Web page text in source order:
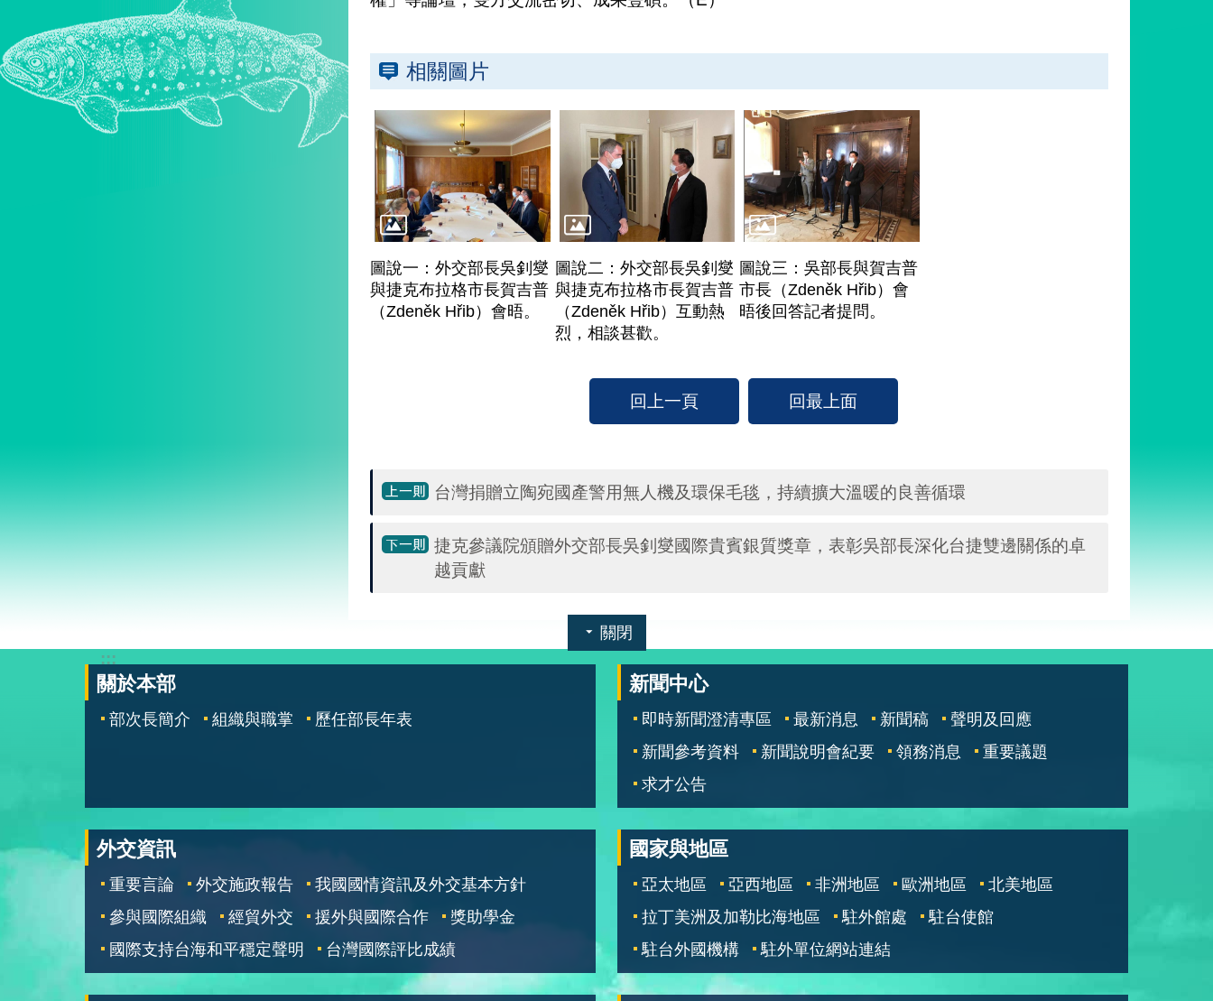
相關圖片
圖說一：外交部長吳釗燮
與捷克布拉格市長賀吉普
（Zdeněk Hřib）會晤。
圖說二：外交部長吳釗燮
與捷克布拉格市長賀吉普
（Zdeněk Hřib）互動熱
烈，相談甚歡。
圖說三：吳部長與賀吉普
市長（Zdeněk Hřib）會
晤後回答記者提問。
回上一頁 回最上面
台灣捐贈立陶宛國產警用無人機及環保毛毯，持續擴大溫暖的良善循環
捷克參議院頒贈外交部長吳釗燮國際貴賓銀質獎章，表彰吳部長深化台捷雙邊關係的卓
越貢獻
關閉
:::
關於本部
部次長簡介 組織與職掌 歷任部長年表
新聞中心
即時新聞澄清專區 最新消息 新聞稿
聲明及回應
新聞參考資料
新聞說明會紀要 領務消息
重要議題
求才公告
外交資訊
重要言論 外交施政報告
我國國情資訊及外交基本方針
參與國際組織
經貿外交 援外與國際合作
獎助學金
國際支持台海和平穩定聲明
台灣國際評比成績
國家與地區
亞太地區 亞西地區 非洲地區 歐洲地區
北美地區
拉丁美洲及加勒比海地區
駐外館處
駐台使館
駐台外國機構
駐外單位網站連結